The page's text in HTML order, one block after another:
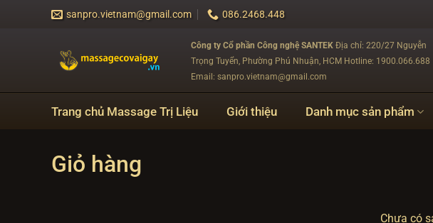
sanpro.vietnam@gmail.com 086.2468.448
Công ty Cổ phần Công nghệ SANTEK Địa chỉ: 220/27 Nguyễn
Trọng Tuyển, Phường Phú Nhuận, HCM Hotline: 1900.066.688
Email: sanpro.vietnam@gmail.com
Trang chủ Massage Trị Liệu Giới thiệu Danh mục sản phẩm
Giỏ hàng
Chưa có